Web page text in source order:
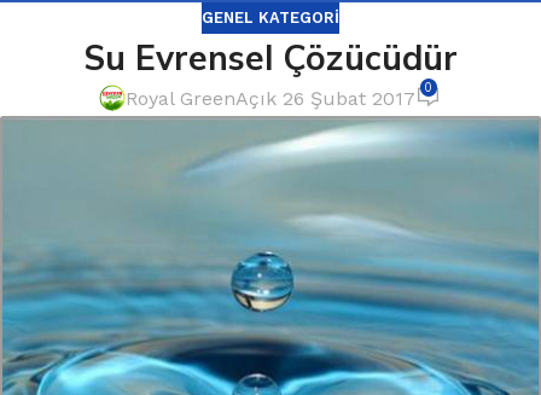
GENEL KATEGORI
Su Evrensel Çözücüdür
Royal GreenAçık 26 Şubat 2017 0